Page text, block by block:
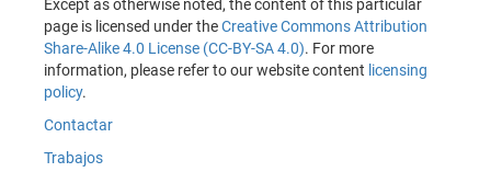
Except as otherwise noted, the content of this particular
page is licensed under theCreative Commons Attribution
Share-Alike 4.0 License (CC-BY-SA 4.0). For more
information, please refer to our website content licensing
policy.
Contactar
Trabajos